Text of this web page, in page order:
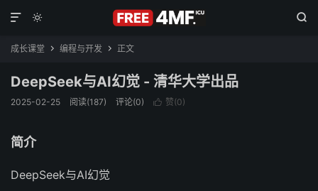
 

成长课堂  编程与开发  正文
DeepSeek与AI幻觉 - 清华大学出品
2025-02-25 阅读(187) 评论(0)  赞(0)
简介
DeepSeek与AI幻觉